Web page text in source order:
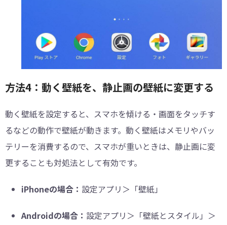
方法4：動く壁紙を、静止画の壁紙に変更する
動く壁紙を設定すると、スマホを傾ける・画面をタッチす
るなどの動作で壁紙が動きます。動く壁紙はメモリやバッ
テリーを消費するので、スマホが重いときは、静止画に変
更することも対処法として有効です。
iPhoneの場合： 設定アプリ＞「壁紙」
Androidの場合： 設定アプリ＞「壁紙とスタイル」＞